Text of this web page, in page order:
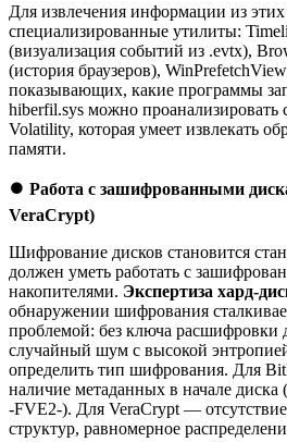
Для извлечения информации из
специализированные утилиты:
(визуализация событий из .evtx),
(история браузеров),
показывающих, какие программы
hiberfil.sys можно
Volatility, которая умеет извлекать
памяти.
⏺️ Работа с зашифрованными
VeraCrypt)
Шифрование дисков становится
должен уметь работать с
накопителями. Экспертиза хард-
обнаружении шифрования
проблемой: без ключа расшифровки
случайный шум с высокой
определить тип шифрования. Для
наличие метаданных в начале диска
-FVE2-). Для VeraCrypt —
структур, равномерное